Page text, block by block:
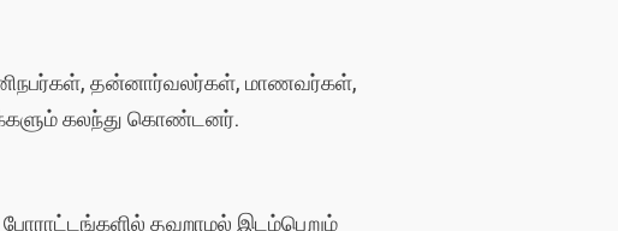
தன்னார்வலர்கள், மாணவர்கள்,
கலந்து கொண்டனர்.
போராட்டங்களில் தவறாமல் இடம்பெறும்